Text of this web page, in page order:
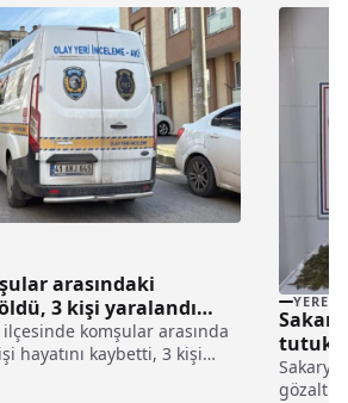
arasındaki
3 kişi yaralandı
komşular arasında
hayatını kaybetti, 3 kişi
YEREL